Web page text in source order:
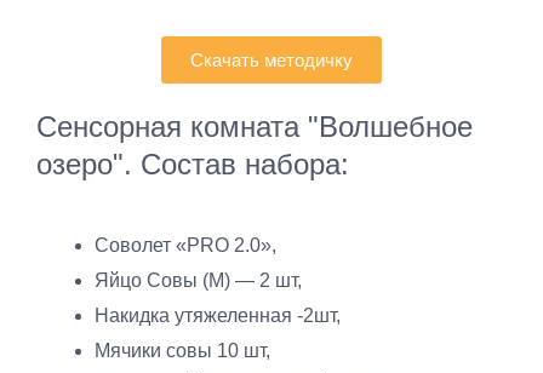
Скачать методичку
Сенсорная комната "Волшебное
озеро". Состав набора:
Соволет «PRO 2.0»,
Яйцо Совы (М) — 2 шт,
Накидка утяжеленная -2шт,
Мячики совы 10 шт,